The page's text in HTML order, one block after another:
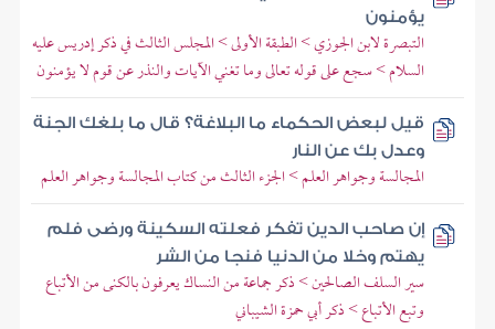
يؤمنون
التبصرة لابن الجوزي > الطبقة الأولى > المجلس الثالث في ذكر إدريس عليه
السلام > سجع على قوله تعالى وما تغني الآيات والنذر عن قوم لا يؤمنون
قيل لبعض الحكماء ما البلاغة؟ قال ما بلغك الجنة
وعدل بك عن النار
المجالسة وجواهر العلم > الجزء الثالث من كتاب المجالسة وجواهر العلم
إن صاحب الدين تفكر فعلته السكينة ورضى فلم
يهتم وخلا من الدنيا فنجا من الشر
سير السلف الصالحين > ذكر جماعة من النساك يعرفون بالكنى من الأتباع
وتبع الأتباع > ذكر أبي حمزة الشيباني